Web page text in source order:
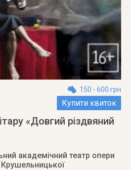
150 - 600 грн
Купити квиток
«Довгий різдвяний
академічний театр опери
Крушельницької